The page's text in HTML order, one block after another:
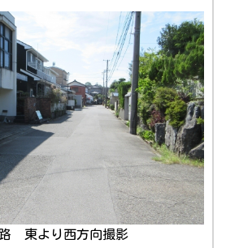
東より西方向撮影